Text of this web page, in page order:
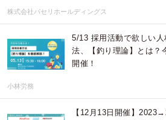
株式会社パセリホールディングス
5/13 採用活動で欲しい
法、【釣り理論】とは？
開催！
小林労務
【12月13日開催】